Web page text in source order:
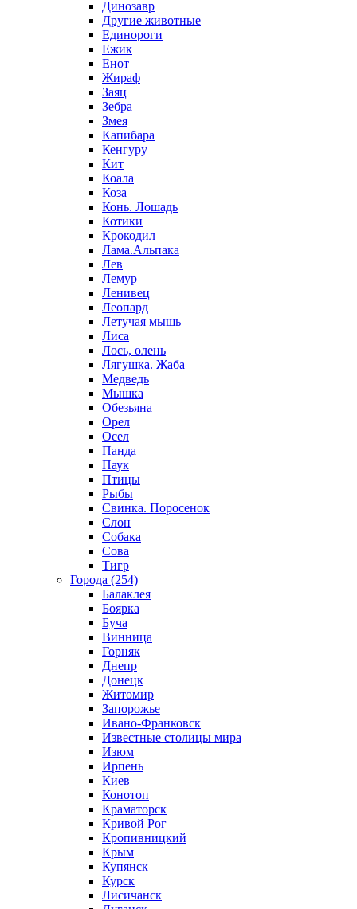
Динозавр
Другие животные
Единороги
Ежик
Енот
Жираф
Заяц
Зебра
Змея
Капибара
Кенгуру
Кит
Коала
Коза
Конь. Лошадь
Котики
Крокодил
Лама.Альпака
Лев
Лемур
Ленивец
Леопард
Летучая мышь
Лиса
Лось, олень
Лягушка. Жаба
Медведь
Мышка
Обезьяна
Орел
Осел
Панда
Паук
Птицы
Рыбы
Свинка. Поросенок
Слон
Собака
Сова
Тигр
Города (254)
Балаклея
Боярка
Буча
Винница
Горняк
Днепр
Донецк
Житомир
Запорожье
Ивано-Франковск
Известные столицы мира
Изюм
Ирпень
Киев
Конотоп
Краматорск
Кривой Рог
Кропивницкий
Крым
Купянск
Курск
Лисичанск